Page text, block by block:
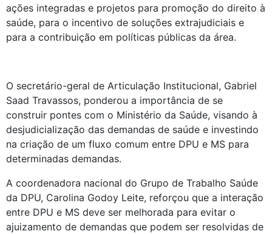
ações integradas e projetos para promoção do direito à
saúde, para o incentivo de soluções extrajudiciais e
para a contribuição em políticas públicas da área.
O secretário-geral de Articulação Institucional, Gabriel
Saad Travassos, ponderou a importância de se
construir pontes com o Ministério da Saúde, visando à
desjudicialização das demandas de saúde e investindo
na criação de um fluxo comum entre DPU e MS para
determinadas demandas.
A coordenadora nacional do Grupo de Trabalho Saúde
da DPU, Carolina Godoy Leite, reforçou que a interação
entre DPU e MS deve ser melhorada para evitar o
ajuizamento de demandas que podem ser resolvidas de